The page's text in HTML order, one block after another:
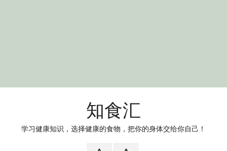
知食汇
学习健康知识，选择健康的食物，把你的身体交给你自己！